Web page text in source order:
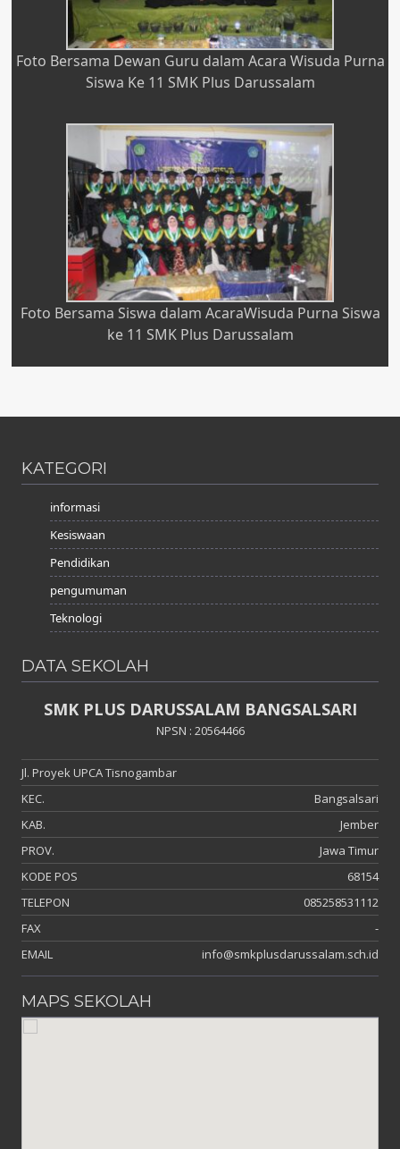
Foto Bersama Dewan Guru dalam Acara Wisuda Purna
Siswa Ke 11 SMK Plus Darussalam
Foto Bersama Siswa dalam AcaraWisuda Purna Siswa
ke 11 SMK Plus Darussalam
KATEGORI
informasi
Kesiswaan
Pendidikan
pengumuman
Teknologi
DATA SEKOLAH
SMK PLUS DARUSSALAM BANGSALSARI
NPSN : 20564466
Jl. Proyek UPCA Tisnogambar
KEC.
Bangsalsari
KAB.
Jember
PROV.
Jawa Timur
KODE POS
68154
TELEPON
085258531112
FAX
-
EMAIL
info@smkplusdarussalam.sch.id
MAPS SEKOLAH